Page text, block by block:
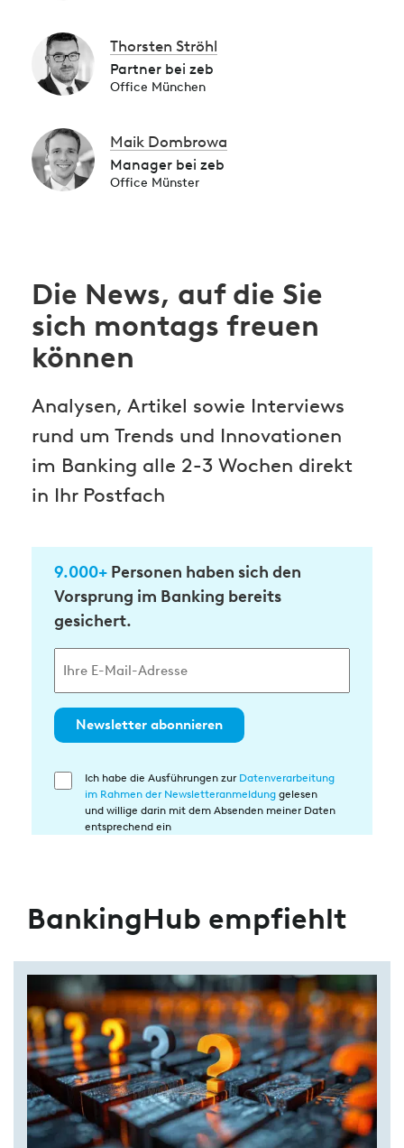
Thorsten Ströhl
Partner bei zeb
Office München
Maik Dombrowa
Manager bei zeb
Office Münster
Die News, auf die Sie
sich montags freuen
können
Analysen, Artikel sowie Interviews
rund um Trends und Innovationen
im Banking alle 2-3 Wochen direkt
in Ihr Postfach
9.000+ Personen haben sich den
Vorsprung im Banking bereits
gesichert.
Newsletter abonnieren
Einwilligung
Ich habe die Ausführungen zur Datenverarbeitung
im Rahmen der Newsletteranmeldung gelesen
und willige darin mit dem Absenden meiner Daten
entsprechend ein
BankingHub empfiehlt